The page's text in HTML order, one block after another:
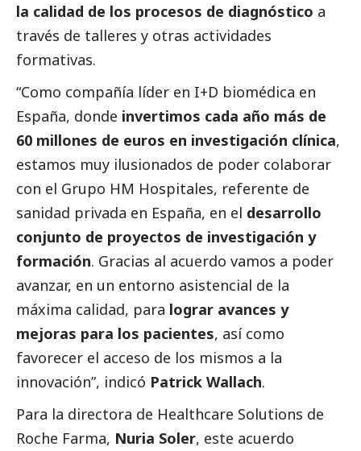
la calidad de los procesos de diagnóstico a
través de talleres y otras actividades
formativas.
“Como compañía líder en I+D biomédica en
España, donde invertimos cada año más de
60 millones de euros en investigación clínica,
estamos muy ilusionados de poder colaborar
con el Grupo HM Hospitales, referente de
sanidad privada en España, en el desarrollo
conjunto de proyectos de investigación y
formación. Gracias al acuerdo vamos a poder
avanzar, en un entorno asistencial de la
máxima calidad, para lograr avances y
mejoras para los pacientes, así como
favorecer el acceso de los mismos a la
innovación”, indicó Patrick Wallach.
Para la directora de Healthcare Solutions de
Roche Farma, Nuria Soler, este acuerdo